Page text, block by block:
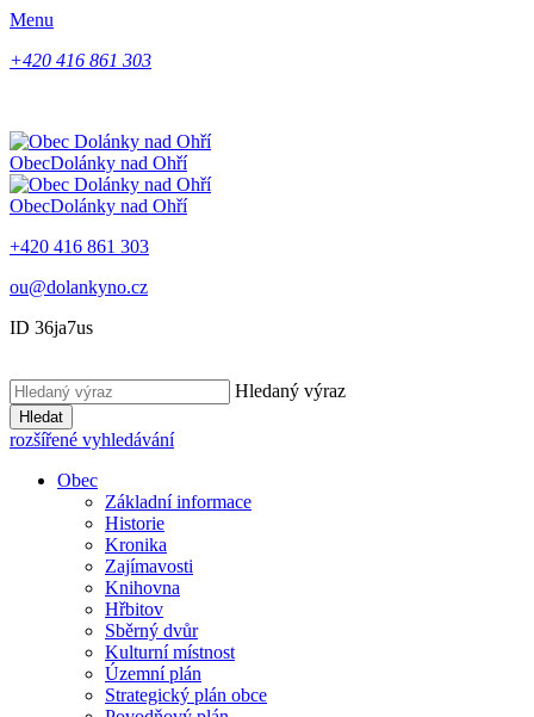
Menu
+420 416 861 303
ObecDolánky nad Ohří
ObecDolánky nad Ohří
+420 416 861 303
ou@dolankyno.cz
ID 36ja7us
Hledaný výraz
Hledat
rozšířené vyhledávání
Obec
Základní informace
Historie
Kronika
Zajímavosti
Knihovna
Hřbitov
Sběrný dvůr
Kulturní místnost
Územní plán
Strategický plán obce